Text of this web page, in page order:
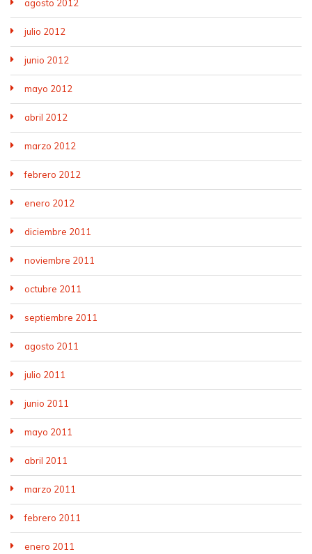
agosto 2012
julio 2012
junio 2012
mayo 2012
abril 2012
marzo 2012
febrero 2012
enero 2012
diciembre 2011
noviembre 2011
octubre 2011
septiembre 2011
agosto 2011
julio 2011
junio 2011
mayo 2011
abril 2011
marzo 2011
febrero 2011
enero 2011